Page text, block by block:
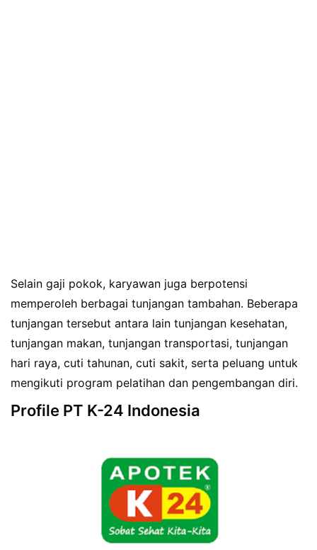
Selain gaji pokok, karyawan juga berpotensi
memperoleh berbagai tunjangan tambahan. Beberapa
tunjangan tersebut antara lain tunjangan kesehatan,
tunjangan makan, tunjangan transportasi, tunjangan
hari raya, cuti tahunan, cuti sakit, serta peluang untuk
mengikuti program pelatihan dan pengembangan diri.
Profile PT K-24 Indonesia